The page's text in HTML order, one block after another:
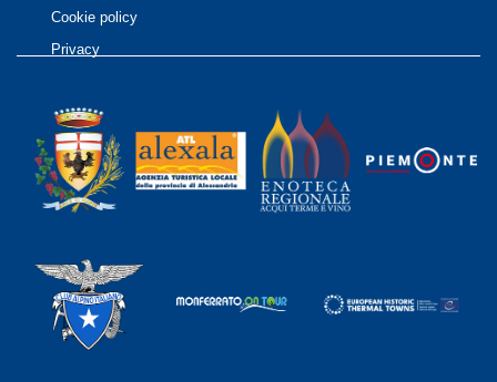
Cookie policy
Privacy